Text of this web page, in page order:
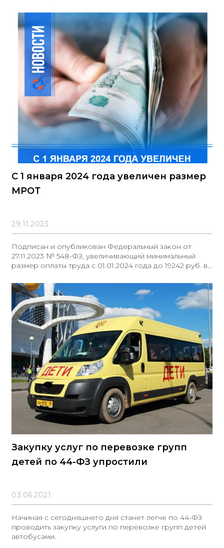
Федеральным законом от 05.04.2013 № 44-ФЗ
&laquo;О контрактной системе в сфере закупок
товаров, работ, услуг для обеспечения
государственных и муниципальных нужд&raquo;.
Основные положения: - В соответствии с
положениями Закона № 44-ФЗ, заявка участника
закупки подлежит отклонению в случае наличия в ней
недостоверных сведений. - Согласно Закону № 61-ФЗ
C 1 января 2024 года увеличен размер
МРОТ
29.11.2023
Подписан и опубликован Федеральный закон от
27.11.2023 № 548-ФЗ, увеличивающий минимальный
размер оплаты труда с 01.01.2024 года до 19242 руб. в
548-ФЗ
Закупку услуг по перевозке групп
детей по 44-ФЗ упростили
03.06.2021
Начиная с сегодняшнего дня станет легче по 44-ФЗ
проводить закупку услуги по перевозке групп детей
автобусами.